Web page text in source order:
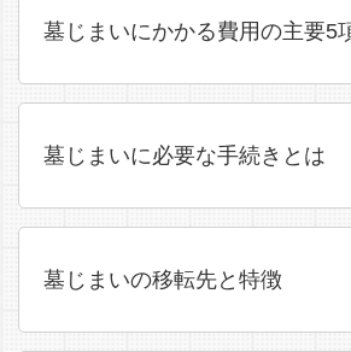
墓じまいにかかる費用の主要5
墓じまいに必要な手続きとは
墓じまいの移転先と特徴